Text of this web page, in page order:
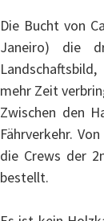
Die Bucht von
Janeiro) die
mehr Zeit
Zwischen den
Fährverkehr.
die Crews der
bestellt.